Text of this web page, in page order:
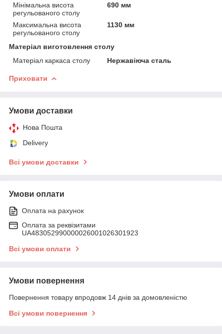
Мінімальна висота
регульованого столу
690 мм
Максимальна висота
регульованого столу
1130 мм
Матеріал виготовлення столу
Матеріал каркаса столу
Нержавіюча сталь
Приховати
Умови доставки
Нова Пошта
Delivery
Всі умови доставки
Умови оплати
Оплата на рахунок
Оплата за реквізитами
UA483052990000026001026301923
Всі умови оплати
Умови повернення
Повернення товару впродовж 14 днів за домовленістю
Всі умови повернення